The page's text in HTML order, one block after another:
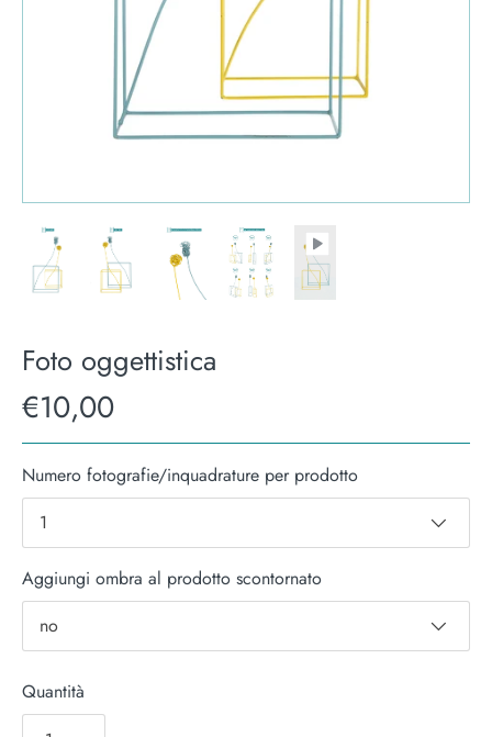
Foto oggettistica
€10,00
Numero fotografie/inquadrature per prodotto
1
Aggiungi ombra al prodotto scontornato
no
Quantità